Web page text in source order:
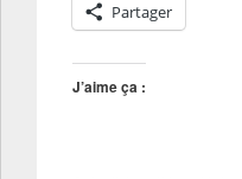
Partager
J’aime ça :